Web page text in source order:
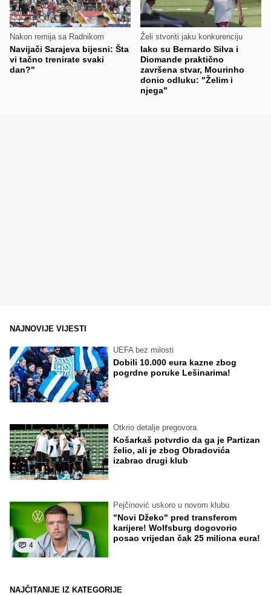
Nakon remija sa Radnikom
Navijači Sarajeva bijesni: Šta
vi tačno trenirate svaki
dan?"
Želi stvoriti jaku konkurenciju
Iako su Bernardo Silva i
Diomande praktično
završena stvar, Mourinho
donio odluku: "Želim i
njega"
NAJNOVIJE VIJESTI
UEFA bez milosti
Dobili 10.000 eura kazne zbog
pogrdne poruke Lešinarima!
Otkrio detalje pregovora
Košarkaš potvrdio da ga je Partizan
želio, ali je zbog Obradovića
izabrao drugi klub
4
Pejčinović uskoro u novom klubu
"Novi Džeko" pred transferom
karijere! Wolfsburg dogovorio
posao vrijedan čak 25 miliona eura!
NAJČITANIJE IZ KATEGORIJE